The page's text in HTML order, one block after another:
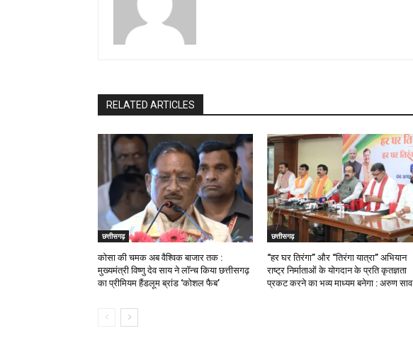
RELATED ARTICLES
छत्तीसगढ़
कोसा की चमक अब वैश्विक बाजार तक :
मुख्यमंत्री विष्णु देव साय ने लॉन्च किया छत्तीसगढ़
का प्रीमियम हैंडलूम ब्रांड ‘कोशल फैब’
छत्तीसगढ़
“हर घर तिरंगा” और “तिरंगा यात्रा” अभियान
राष्ट्र निर्माताओं के योगदान के प्रति कृतज्ञता
प्रकट करने का भव्य माध्यम बनेगा : अरुण साव